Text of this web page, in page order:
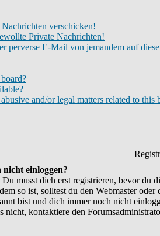
verschicken!
Private Nachrichten!
perverse E-Mail von jemandem auf
and/or legal matters related to this
einloggen?
musst dich erst registrieren, bevor du
so ist, solltest du den Webmaster
bist und dich immer noch nicht
nicht, kontaktiere den